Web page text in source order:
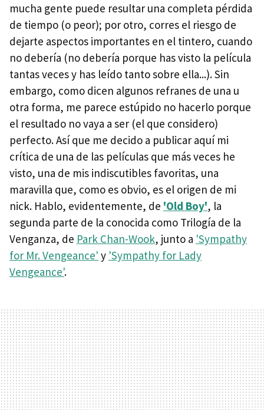
mucha gente puede resultar una completa pérdida
de tiempo (o peor); por otro, corres el riesgo de
dejarte aspectos importantes en el tintero, cuando
no debería (no debería porque has visto la película
tantas veces y has leído tanto sobre ella...). Sin
embargo, como dicen algunos refranes de una u
otra forma, me parece estúpido no hacerlo porque
el resultado no vaya a ser (el que considero)
perfecto. Así que me decido a publicar aquí mi
crítica de una de las películas que más veces he
visto, una de mis indiscutibles favoritas, una
maravilla que, como es obvio, es el origen de mi
nick. Hablo, evidentemente, de 'Old Boy', la
segunda parte de la conocida como Trilogía de la
Venganza, de Park Chan-Wook, junto a 'Sympathy
for Mr. Vengeance' y 'Sympathy for Lady
Vengeance'.